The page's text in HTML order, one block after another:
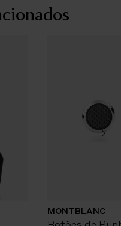
MONTBLANC